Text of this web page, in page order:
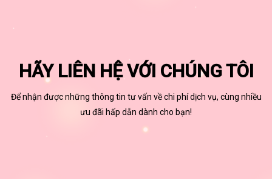
HÃY LIÊN HỆ VỚI CHÚNG TÔI
Để nhận được những thông tin tư vấn về chi phí dịch vụ, cùng nhiều
ưu đãi hấp dẫn dành cho bạn!